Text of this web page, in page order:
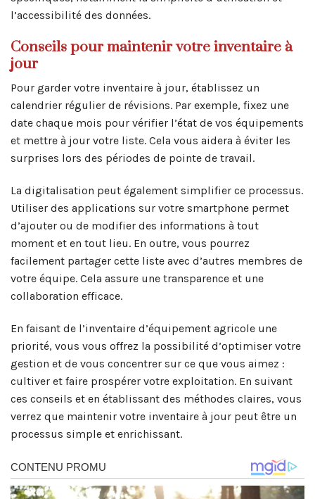
l’accessibilité des données.
Conseils pour maintenir votre inventaire à
jour
Pour garder votre inventaire à jour, établissez un
calendrier régulier de révisions. Par exemple, fixez une
date chaque mois pour vérifier l’état de vos équipements
et mettre à jour votre liste. Cela vous aidera à éviter les
surprises lors des périodes de pointe de travail.
La digitalisation peut également simplifier ce processus.
Utiliser des applications sur votre smartphone permet
d’ajouter ou de modifier des informations à tout
moment et en tout lieu. En outre, vous pourrez
facilement partager cette liste avec d’autres membres de
votre équipe. Cela assure une transparence et une
collaboration efficace.
En faisant de l’inventaire d’équipement agricole une
priorité, vous vous offrez la possibilité d’optimiser votre
gestion et de vous concentrer sur ce que vous aimez :
cultiver et faire prospérer votre exploitation. En suivant
ces conseils et en établissant des méthodes claires, vous
verrez que maintenir votre inventaire à jour peut être un
processus simple et enrichissant.